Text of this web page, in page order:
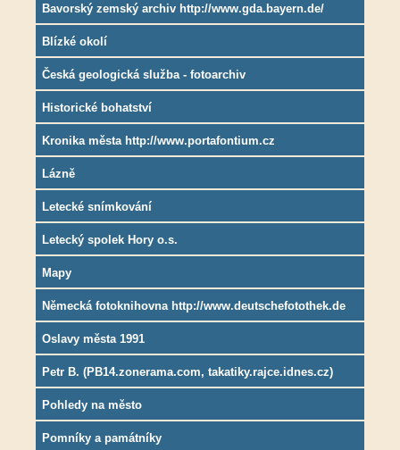
Bavorský zemský archiv http://www.gda.bayern.de/
Blízké okolí
Česká geologická služba - fotoarchiv
Historické bohatství
Kronika města http://www.portafontium.cz
Lázně
Letecké snímkování
Letecký spolek Hory o.s.
Mapy
Německá fotoknihovna http://www.deutschefotothek.de
Oslavy města 1991
Petr B. (PB14.zonerama.com, takatiky.rajce.idnes.cz)
Pohledy na město
Pomníky a památníky